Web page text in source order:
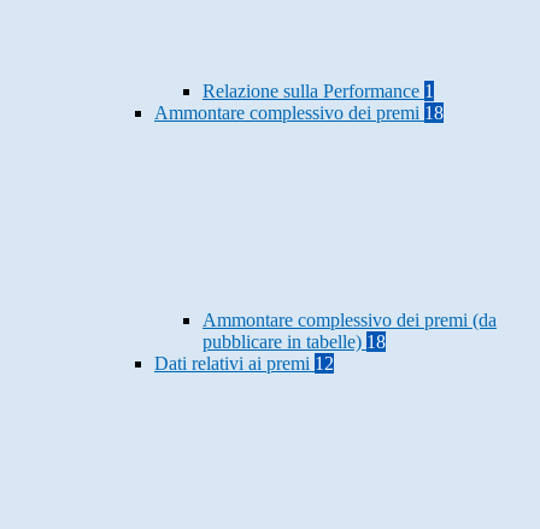
Relazione sulla Performance 1
Ammontare complessivo dei premi 18
Ammontare complessivo dei premi (da
pubblicare in tabelle) 18
Dati relativi ai premi 12